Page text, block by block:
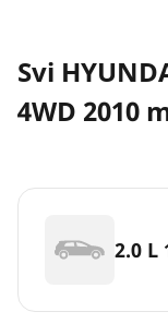
Svi
4WD 2010
2.0 L